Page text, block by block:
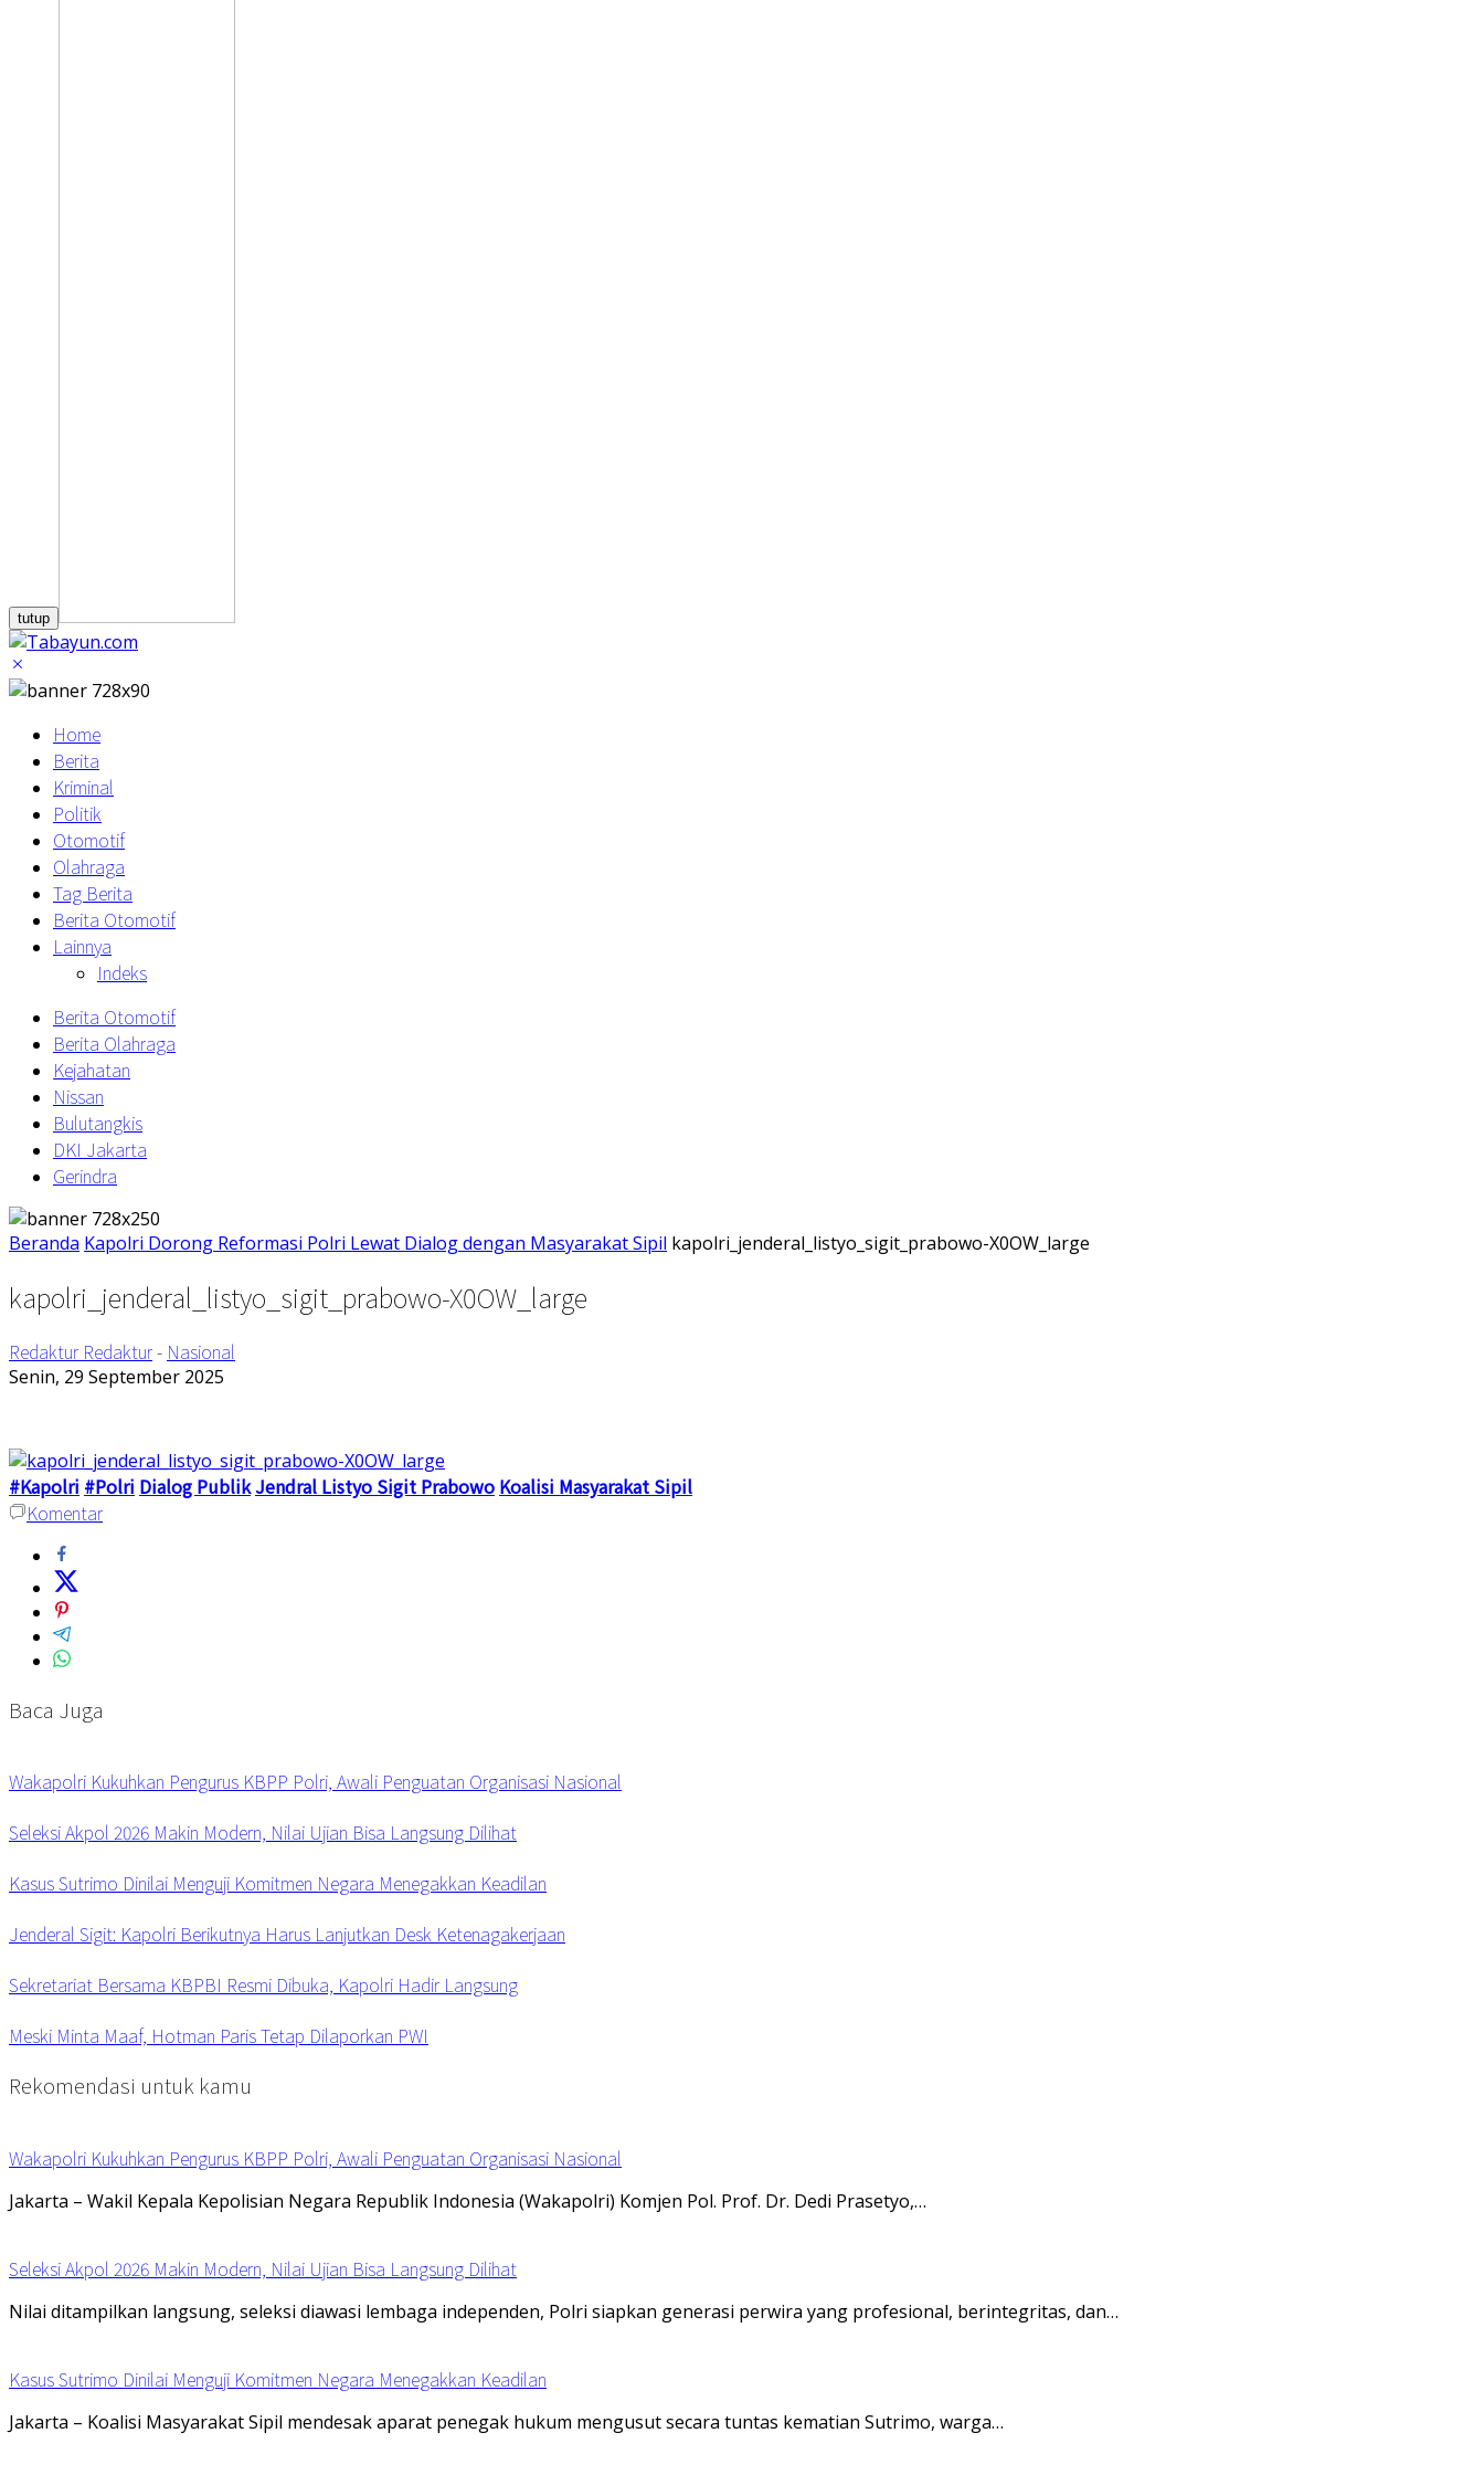
tutup
Home
Berita
Kriminal
Politik
Otomotif
Olahraga
Tag Berita
Berita Otomotif
Lainnya
Indeks
Berita Otomotif
Berita Olahraga
Kejahatan
Nissan
Bulutangkis
DKI Jakarta
Gerindra
Beranda Kapolri Dorong Reformasi Polri Lewat Dialog dengan Masyarakat Sipil kapolri_jenderal_listyo_sigit_prabowo-X0OW_large
kapolri_jenderal_listyo_sigit_prabowo-X0OW_large
Redaktur Redaktur- Nasional
Senin, 29 September 2025
#Kapolri #Polri Dialog PublikJendral Listyo Sigit Prabowo Koalisi Masyarakat Sipil
Komentar
Baca Juga
Wakapolri Kukuhkan Pengurus KBPP Polri, Awali Penguatan Organisasi Nasional
Seleksi Akpol 2026 Makin Modern, Nilai Ujian Bisa Langsung Dilihat
Kasus Sutrimo Dinilai Menguji Komitmen Negara Menegakkan Keadilan
Jenderal Sigit: Kapolri Berikutnya Harus Lanjutkan Desk Ketenagakerjaan
Sekretariat Bersama KBPBI Resmi Dibuka, Kapolri Hadir Langsung
Meski Minta Maaf, Hotman Paris Tetap Dilaporkan PWI
Rekomendasi untuk kamu
Wakapolri Kukuhkan Pengurus KBPP Polri, Awali Penguatan Organisasi Nasional
Jakarta – Wakil Kepala Kepolisian Negara Republik Indonesia (Wakapolri) Komjen Pol. Prof. Dr. Dedi Prasetyo,…
Seleksi Akpol 2026 Makin Modern, Nilai Ujian Bisa Langsung Dilihat
Nilai ditampilkan langsung, seleksi diawasi lembaga independen, Polri siapkan generasi perwira yang profesional, berintegritas, dan…
Kasus Sutrimo Dinilai Menguji Komitmen Negara Menegakkan Keadilan
Jakarta – Koalisi Masyarakat Sipil mendesak aparat penegak hukum mengusut secara tuntas kematian Sutrimo, warga…